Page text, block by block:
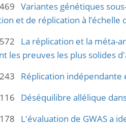
Variantes génétiques
et de réplication à l’échelle
La réplication et la méta-
les preuves les plus solides
Réplication
Déséquilibre allélique
L'évaluation de GWAS a